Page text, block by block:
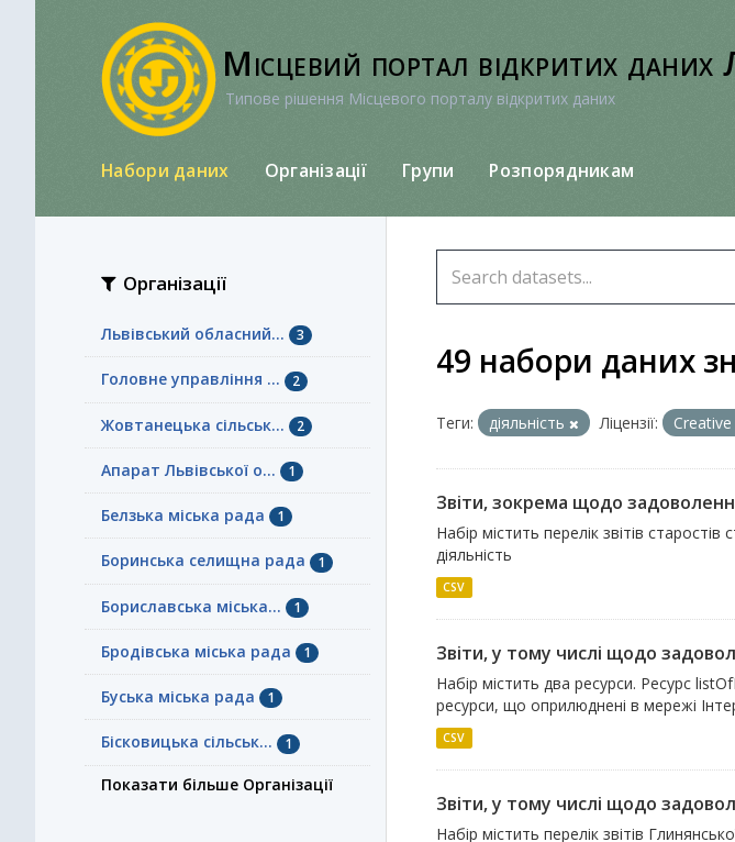
Місцевий портал відкритих даних
Типове рішення Місцевого порталу відкритих даних
Набори даних Організації Групи Розпорядникам
Організації
Львівський обласний... 3
Головне управління ... 2
Жовтанецька сільськ... 2
Апарат Львівської о... 1
Белзька міська рада 1
Боринська селищна рада 1
Бориславська міська... 1
Бродівська міська рада 1
Буська міська рада 1
Бісковицька сільськ... 1
Показати більше Організації
49 набори даних
Теги: діяльність Ліцензії:
Звіти, зокрема щодо
Набір містить перелік звітів
діяльність
CSV
Звіти, у тому числі щодо
Набір містить два ресурси. Ресурс
ресурси, що оприлюднені в мережі
CSV
Звіти, у тому числі щодо
Набір містить перелік звітів